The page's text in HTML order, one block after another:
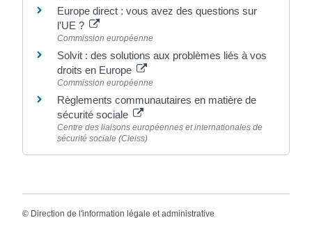
Europe direct : vous avez des questions sur
l'UE ?
Commission européenne
Solvit : des solutions aux problèmes liés à vos
droits en Europe
Commission européenne
Règlements communautaires en matière de
sécurité sociale
Centre des liaisons européennes et internationales de
sécurité sociale (Cleiss)
© Direction de l'information légale et administrative